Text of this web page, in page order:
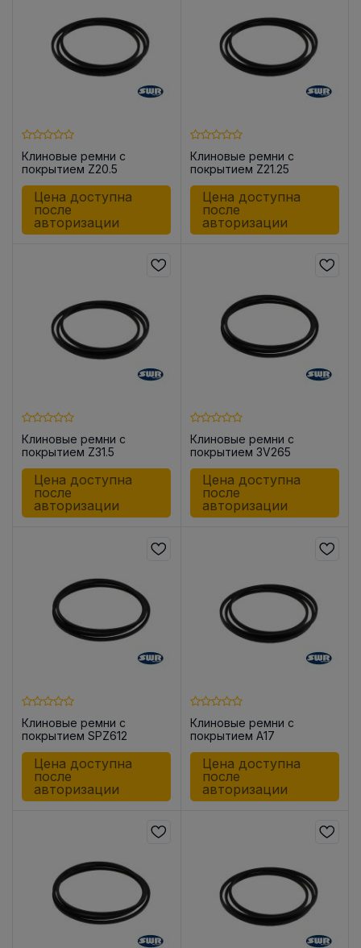
Клиновые ремни с
покрытием Z20.5
Цена доступна
после
авторизации
Клиновые ремни с
покрытием Z21.25
Цена доступна
после
авторизации
Клиновые ремни с
покрытием Z31.5
Цена доступна
после
авторизации
Клиновые ремни с
покрытием 3V265
Цена доступна
после
авторизации
Клиновые ремни с
покрытием SPZ612
Цена доступна
после
авторизации
Клиновые ремни с
покрытием A17
Цена доступна
после
авторизации